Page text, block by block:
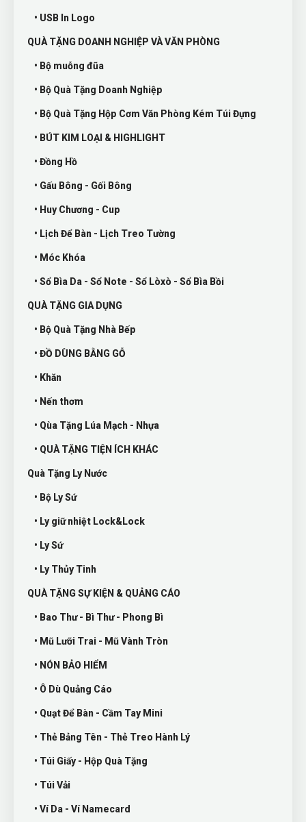
• USB In Logo
QUÀ TẶNG DOANH NGHIỆP VÀ VĂN PHÒNG
• Bộ muỗng đũa
• Bộ Quà Tặng Doanh Nghiệp
• Bộ Quà Tặng Hộp Cơm Văn Phòng Kém Túi Đựng
• BÚT KIM LOẠI & HIGHLIGHT
• Đồng Hồ
• Gấu Bông - Gối Bông
• Huy Chương - Cup
• Lịch Để Bàn - Lịch Treo Tường
• Móc Khóa
• Sổ Bìa Da - Sổ Note - Sổ Lòxò - Sổ Bìa Bồi
QUÀ TẶNG GIA DỤNG
• Bộ Quà Tặng Nhà Bếp
• ĐỒ DÙNG BẰNG GỖ
• Khăn
• Nến thơm
• Qùa Tặng Lúa Mạch - Nhựa
• QUÀ TẶNG TIỆN ÍCH KHÁC
Quà Tặng Ly Nước
• Bộ Ly Sứ
• Ly giữ nhiệt Lock&Lock
• Ly Sứ
• Ly Thủy Tinh
QUÀ TẶNG SỰ KIỆN & QUẢNG CÁO
• Bao Thư - Bì Thư - Phong Bì
• Mũ Lưỡi Trai - Mũ Vành Tròn
• NÓN BẢO HIỂM
• Ô Dù Quảng Cáo
• Quạt Để Bàn - Cầm Tay Mini
• Thẻ Bảng Tên - Thẻ Treo Hành Lý
• Túi Giấy - Hộp Quà Tặng
• Túi Vải
• Ví Da - Ví Namecard